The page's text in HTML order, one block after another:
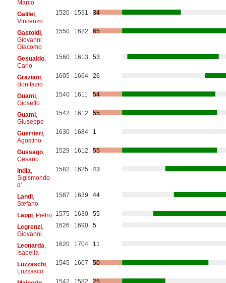
Marco
Galilei,
Vincenzo
1520 1591 34
Gastoldi,
Giovanni
Giacomo
1550 1622 65
Gesualdo,
Carlo
1560 1613 53
Graziani,
Bonifazio
1605 1664 26
Guami,
Gioseffo
1540 1611 54
Guami,
Giuseppe
1542 1612 55
Guerrieri,
Agostino
1630 1684 1
Gussago,
Cesario
1529 1612 55
India
Sigismondo
d'
1582 1625 43
Landi,
Stefano
1587 1639 44
Lappi, Pietro 1575 1630
55
Legrenzi,
Giovanni
1626 1690 5
Leonarda
Isabella
1620 1704 11
Luzzaschi,
Luzzasco
1545 1607 50
1542 1582 25